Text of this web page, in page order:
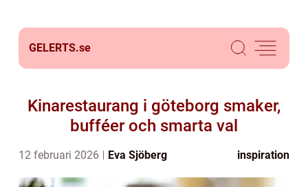
GELERTS.se
Kinarestaurang i göteborg smaker,
bufféer och smarta val
12 februari 2026 Eva Sjöberg inspiration